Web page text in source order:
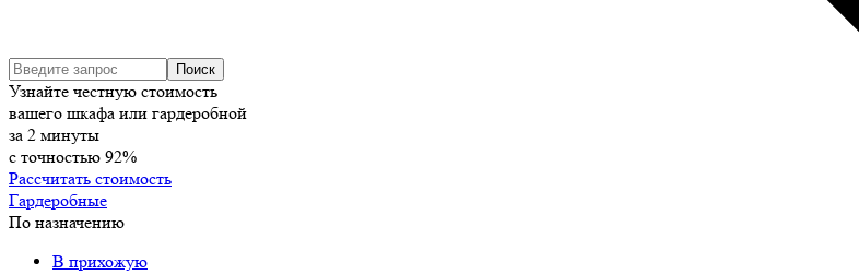
Узнайте честную стоимость
вашего шкафа или гардеробной
за 2 минуты
с точностью 92%
Рассчитать стоимость
Гардеробные
По назначению
В прихожую